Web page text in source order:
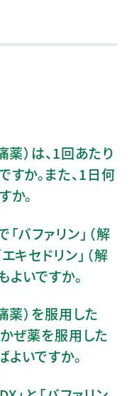
薬）は、1回あたり
すか。また、1日何
か。
バファリン」（解
キセドリン」（解
よいですか。
薬）を服用した
ぜ薬を服用した
いですか。